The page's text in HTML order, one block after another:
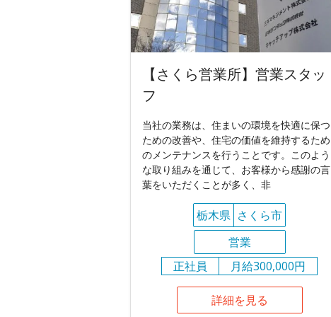
【さくら営業所】営業スタッ
フ
当社の業務は、住まいの環境を快適に保つ
ための改善や、住宅の価値を維持するため
のメンテナンスを行うことです。このよう
な取り組みを通じて、お客様から感謝の言
葉をいただくことが多く、非
栃木県 さくら市
営業
正社員
月給300,000円
詳細を見る